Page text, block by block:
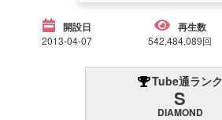
開設日
2013-04-07
再生数
542,484,089回
Tube通ランク
S
DIAMOND